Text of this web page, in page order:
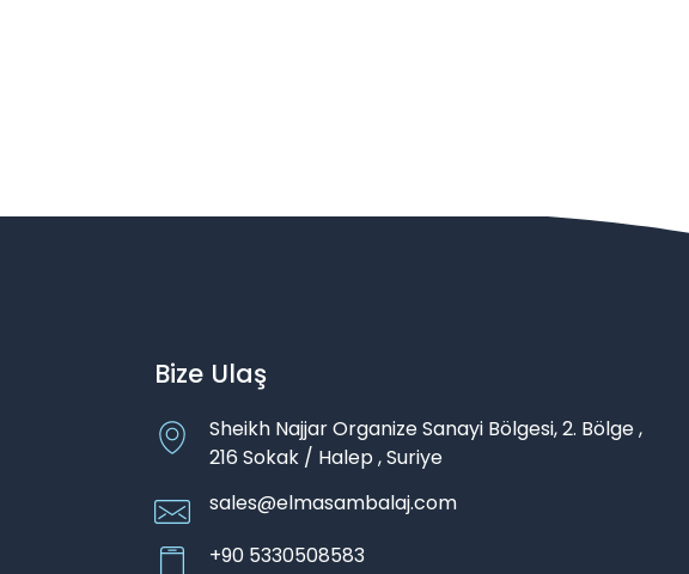
Bize Ulaş
Sheikh Najjar Organize Sanayi Bölgesi, 2. Bölge ,
216 Sokak / Halep , Suriye
sales@elmasambalaj.com
+90 5330508583